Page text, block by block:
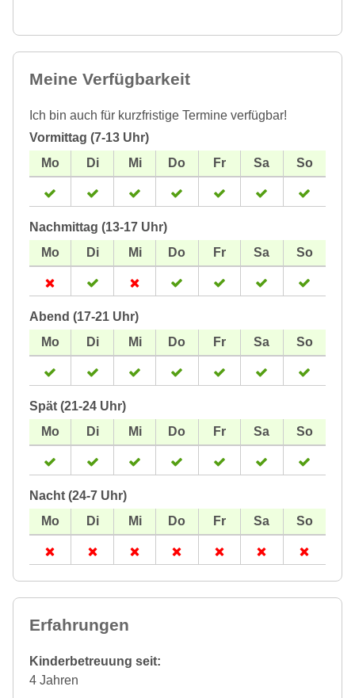
Meine Verfügbarkeit
Ich bin auch für kurzfristige Termine verfügbar!
Vormittag (7-13 Uhr)
Nachmittag (13-17 Uhr)
Abend (17-21 Uhr)
Spät (21-24 Uhr)
Nacht (24-7 Uhr)
Erfahrungen
Kinderbetreuung seit:
4 Jahren